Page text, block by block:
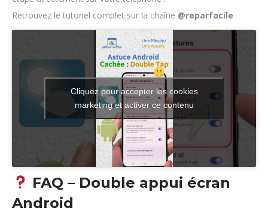
Retrouvez le tutoriel complet sur la chaîne @reparfacile
Cliquez pour accepter les cookies
marketing et activer ce contenu
FAQ – Double appui écran
Android
Accès Gratuit à la
Formation Repar'Facile